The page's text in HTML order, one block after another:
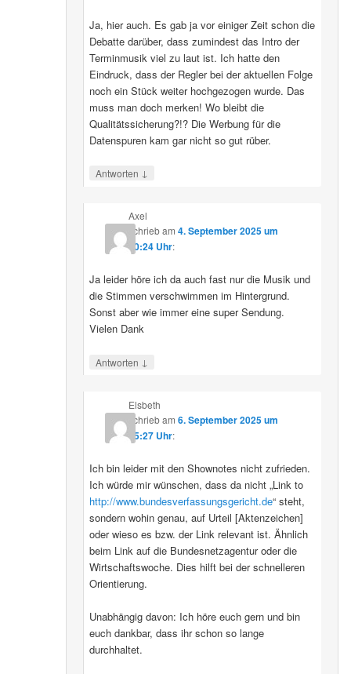
Ja, hier auch. Es gab ja vor einiger Zeit schon die
Debatte darüber, dass zumindest das Intro der
Terminmusik viel zu laut ist. Ich hatte den
Eindruck, dass der Regler bei der aktuellen Folge
noch ein Stück weiter hochgezogen wurde. Das
muss man doch merken! Wo bleibt die
Qualitätssicherung?!? Die Werbung für die
Datenspuren kam gar nicht so gut rüber.
Antworten ↓
Axel
schriebam 4. September 2025 um
10:24 Uhr:
Ja leider höre ich da auch fast nur die Musik und
die Stimmen verschwimmen im Hintergrund.
Sonst aber wie immer eine super Sendung.
Vielen Dank
Antworten ↓
Elsbeth
schriebam 6. September 2025 um
15:27 Uhr:
Ich bin leider mit den Shownotes nicht zufrieden.
Ich würde mir wünschen, dass da nicht „Link to
http://www.bundesverfassungsgericht.de“ steht,
sondern wohin genau, auf Urteil [Aktenzeichen]
oder wieso es bzw. der Link relevant ist. Ähnlich
beim Link auf die Bundesnetzagentur oder die
Wirtschaftswoche. Dies hilft bei der schnelleren
Orientierung.
Unabhängig davon: Ich höre euch gern und bin
euch dankbar, dass ihr schon so lange
durchhaltet.